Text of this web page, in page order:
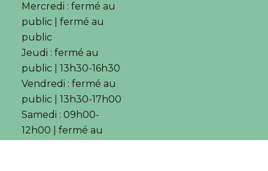
Mercredi : fermé au
public | fermé au
public
Jeudi : fermé au
public | 13h30-16h30
Vendredi : fermé au
public | 13h30-17h00
Samedi : 09h00-
12h00 | fermé au